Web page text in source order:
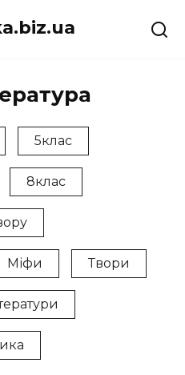
5клас
8клас
Міфи Твори